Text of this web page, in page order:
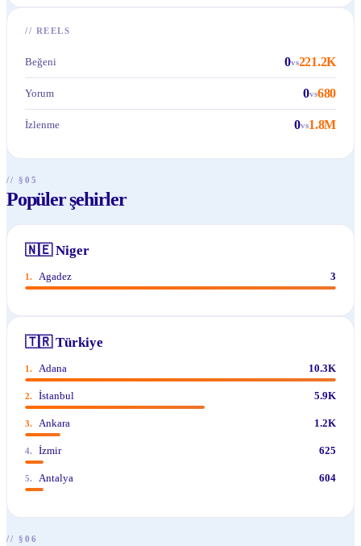
// REELS
Beğeni 0vs221.2K
Yorum 0vs680
İzlenme 0vs1.8M
// §05
Popüler şehirler
🇳🇪 Niger
1. Agadez 3
🇹🇷 Türkiye
1. Adana 10.3K
2. İstanbul 5.9K
3. Ankara 1.2K
4. İzmir 625
5. Antalya 604
// §06